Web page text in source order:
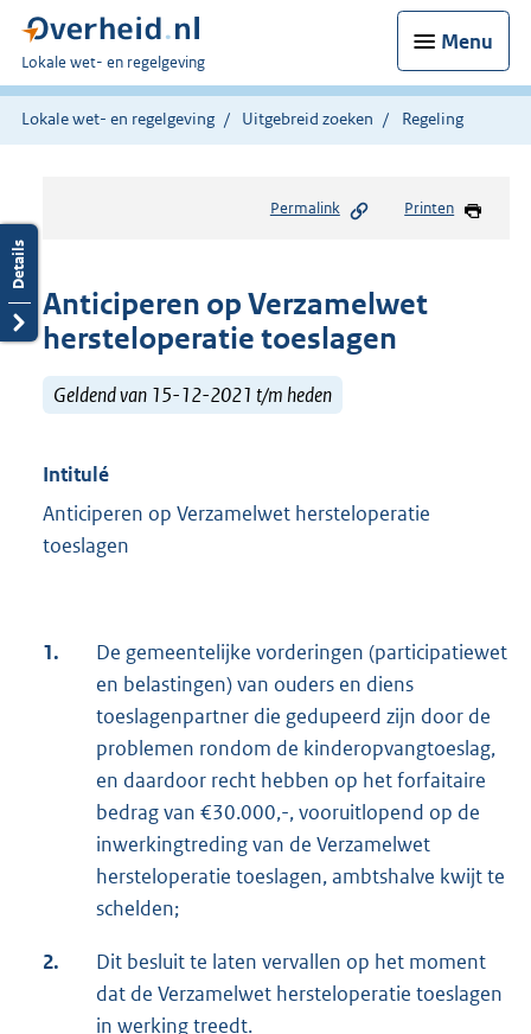
Menu
U
bent
hier:
Lokale wet- en regelgeving
Lokale wet- en regelgeving Uitgebreid zoeken Regeling
Permalink Printen
Anticiperen op Verzamelwet
hersteloperatie toeslagen
Geldend van 15-12-2021 t/m heden
Intitulé
Anticiperen op Verzamelwet hersteloperatie
toeslagen
1.
De gemeentelijke vorderingen (participatiewet
en belastingen) van ouders en diens
toeslagenpartner die gedupeerd zijn door de
problemen rondom de kinderopvangtoeslag,
en daardoor recht hebben op het forfaitaire
bedrag van €30.000,-, vooruitlopend op de
inwerkingtreding van de Verzamelwet
hersteloperatie toeslagen, ambtshalve kwijt te
schelden;
2.
Dit besluit te laten vervallen op het moment
dat de Verzamelwet hersteloperatie toeslagen
in werking treedt.